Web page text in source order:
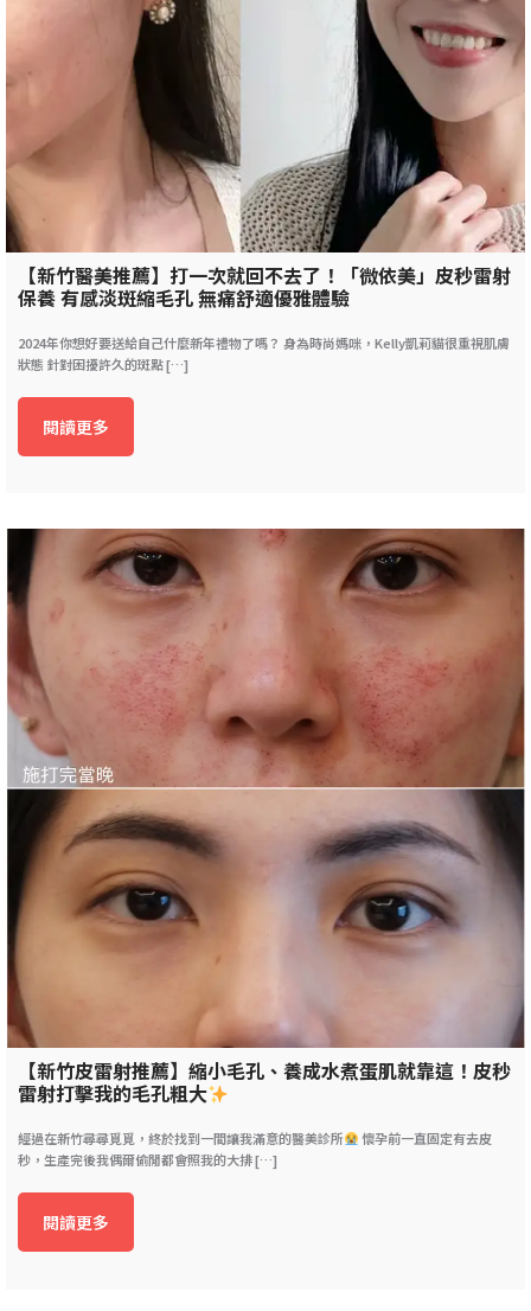
【新竹醫美推薦】打一次就回不去了！「微依美」皮秒雷射
保養 有感淡斑縮毛孔 無痛舒適優雅體驗
2024年你想好要送給自己什麼新年禮物了嗎？ 身為時尚媽咪，Kelly凱莉貓很重視肌膚
狀態 針對困擾許久的斑點 […]
閱讀更多
【新竹皮雷射推薦】縮小毛孔、養成水煮蛋肌就靠這！皮秒
雷射打擊我的毛孔粗大
經過在新竹尋尋覓覓，終於找到一間讓我滿意的醫美診所
懷孕前一直固定有去皮
秒，生產完後我偶爾偷閒都會照我的大排 […]
閱讀更多